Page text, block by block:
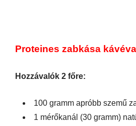
Proteines zabkása
Hozzávalók 2 főre:
100 gramm apróbb szemű
1 mérőkanál (30 gramm)